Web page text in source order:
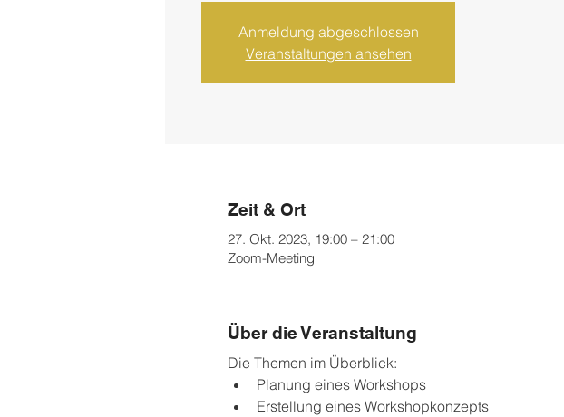
Anmeldung abgeschlossen
Veranstaltungen ansehen
Zeit & Ort
27. Okt. 2023, 19:00 – 21:00
Zoom-Meeting
Über die Veranstaltung
Die Themen im Überblick:
Planung eines Workshops
Erstellung eines Workshopkonzepts